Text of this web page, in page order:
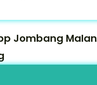
Jombang